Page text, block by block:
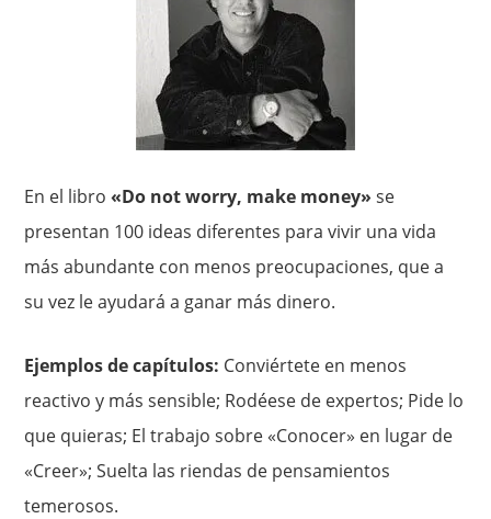
En el libro«Do not worry, make money» se
presentan 100 ideas diferentes para vivir una vida
más abundante con menos preocupaciones, que a
su vez le ayudará a ganar más dinero.
Ejemplos de capítulos: Conviértete en menos
reactivo y más sensible; Rodéese de expertos; Pide lo
que quieras; El trabajo sobre «Conocer» en lugar de
«Creer»; Suelta las riendas de pensamientos
temerosos.